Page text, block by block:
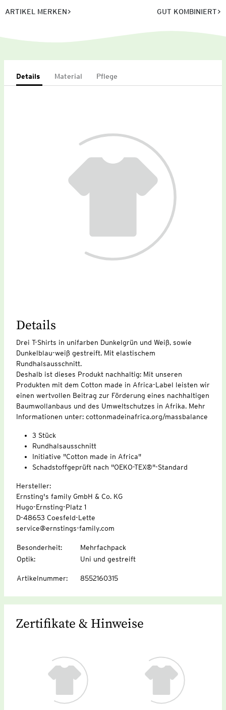
ARTIKEL MERKEN GUT KOMBINIERT
Details Material Pflege
Details
Drei T-Shirts in unifarben Dunkelgrün und Weiß, sowie
Dunkelblau-weiß gestreift. Mit elastischem
Rundhalsausschnitt.
Deshalb ist dieses Produkt nachhaltig: Mit unseren
Produkten mit dem Cotton made in Africa-Label leisten wir
einen wertvollen Beitrag zur Förderung eines nachhaltigen
Baumwollanbaus und des Umweltschutzes in Afrika. Mehr
Informationen unter: cottonmadeinafrica.org/massbalance
3 Stück
Rundhalsausschnitt
Initiative "Cotton made in Africa"
Schadstoffgeprüft nach "OEKO-TEX®"-Standard
Hersteller:
Ernsting's family GmbH & Co. KG
Hugo-Ernsting-Platz 1
D-48653 Coesfeld-Lette
service@ernstings-family.com
Besonderheit:
Mehrfachpack
Optik: Uni und gestreift
Artikelnummer: 8552160315
Zertifikate & Hinweise